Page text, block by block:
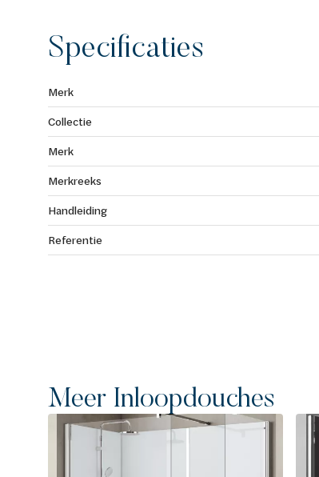
Specificaties
Merk
Collectie
Merk
Merkreeks
Handleiding
Referentie
Meer Inloopdouches